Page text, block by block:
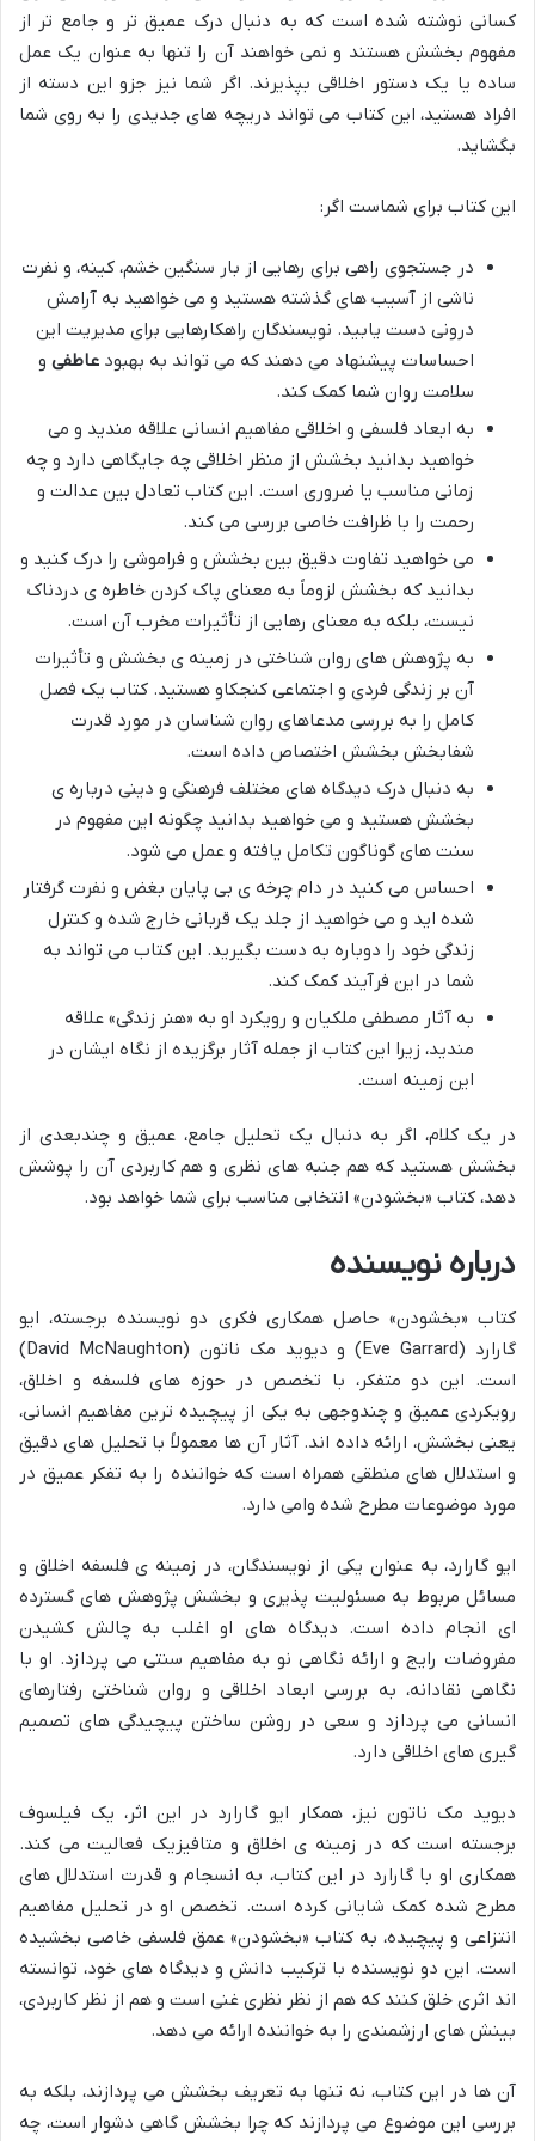
کسانی نوشته شده است که به دنبال درک عمیق تر و جامع تر از
مفهوم بخشش هستند و نمی خواهند آن را تنها به عنوان یک عمل
ساده یا یک دستور اخلاقی بپذیرند. اگر شما نیز جزو این دسته از
افراد هستید، این کتاب می تواند دریچه های جدیدی را به روی شما
بگشاید.
این کتاب برای شماست اگر:
در جستجوی راهی برای رهایی از بار سنگین خشم، کینه، و نفرت
ناشی از آسیب های گذشته هستید و می خواهید به آرامش
درونی دست یابید. نویسندگان راهکارهایی برای مدیریت این
احساسات پیشنهاد می دهند که می تواند به بهبود عاطفی و
سلامت روان شما کمک کند.
به ابعاد فلسفی و اخلاقی مفاهیم انسانی علاقه مندید و می
خواهید بدانید بخشش از منظر اخلاقی چه جایگاهی دارد و چه
زمانی مناسب یا ضروری است. این کتاب تعادل بین عدالت و
رحمت را با ظرافت خاصی بررسی می کند.
می خواهید تفاوت دقیق بین بخشش و فراموشی را درک کنید و
بدانید که بخشش لزوماً به معنای پاک کردن خاطره ی دردناک
نیست، بلکه به معنای رهایی از تأثیرات مخرب آن است.
به پژوهش های روان شناختی در زمینه ی بخشش و تأثیرات
آن بر زندگی فردی و اجتماعی کنجکاو هستید. کتاب یک فصل
کامل را به بررسی مدعاهای روان شناسان در مورد قدرت
شفابخش بخشش اختصاص داده است.
به دنبال درک دیدگاه های مختلف فرهنگی و دینی درباره ی
بخشش هستید و می خواهید بدانید چگونه این مفهوم در
سنت های گوناگون تکامل یافته و عمل می شود.
احساس می کنید در دام چرخه ی بی پایان بغض و نفرت گرفتار
شده اید و می خواهید از جلد یک قربانی خارج شده و کنترل
زندگی خود را دوباره به دست بگیرید. این کتاب می تواند به
شما در این فرآیند کمک کند.
به آثار مصطفی ملکیان و رویکرد او به «هنر زندگی» علاقه
مندید، زیرا این کتاب از جمله آثار برگزیده از نگاه ایشان در
این زمینه است.
در یک کلام، اگر به دنبال یک تحلیل جامع، عمیق و چندبعدی از
بخشش هستید که هم جنبه های نظری و هم کاربردی آن را پوشش
دهد، کتاب «بخشودن» انتخابی مناسب برای شما خواهد بود.
درباره نویسنده
کتاب «بخشودن» حاصل همکاری فکری دو نویسنده برجسته، ایو
گارارد (Eve Garrard) و دیوید مک ناتون (David McNaughton)
است. این دو متفکر، با تخصص در حوزه های فلسفه و اخلاق،
رویکردی عمیق و چندوجهی به یکی از پیچیده ترین مفاهیم انسانی،
یعنی بخشش، ارائه داده اند. آثار آن ها معمولاً با تحلیل های دقیق
و استدلال های منطقی همراه است که خواننده را به تفکر عمیق در
مورد موضوعات مطرح شده وامی دارد.
ایو گارارد، به عنوان یکی از نویسندگان، در زمینه ی فلسفه اخلاق و
مسائل مربوط به مسئولیت پذیری و بخشش پژوهش های گسترده
ای انجام داده است. دیدگاه های او اغلب به چالش کشیدن
مفروضات رایج و ارائه نگاهی نو به مفاهیم سنتی می پردازد. او با
نگاهی نقادانه، به بررسی ابعاد اخلاقی و روان شناختی رفتارهای
انسانی می پردازد و سعی در روشن ساختن پیچیدگی های تصمیم
گیری های اخلاقی دارد.
دیوید مک ناتون نیز، همکار ایو گارارد در این اثر، یک فیلسوف
برجسته است که در زمینه ی اخلاق و متافیزیک فعالیت می کند.
همکاری او با گارارد در این کتاب، به انسجام و قدرت استدلال های
مطرح شده کمک شایانی کرده است. تخصص او در تحلیل مفاهیم
انتزاعی و پیچیده، به کتاب «بخشودن» عمق فلسفی خاصی بخشیده
است. این دو نویسنده با ترکیب دانش و دیدگاه های خود، توانسته
اند اثری خلق کنند که هم از نظر نظری غنی است و هم از نظر کاربردی،
بینش های ارزشمندی را به خواننده ارائه می دهد.
آن ها در این کتاب، نه تنها به تعریف بخشش می پردازند، بلکه به
بررسی این موضوع می پردازند که چرا بخشش گاهی دشوار است، چه